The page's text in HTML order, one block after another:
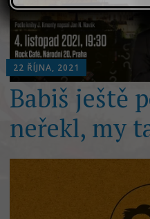
22 ŘÍJNA, 2021
Babiš ještě
neřekl, my